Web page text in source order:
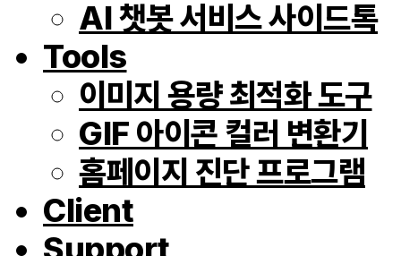
AI 챗봇 서비스 사이드톡
Tools
이미지 용량 최적화 도구
GIF 아이콘 컬러 변환기
홈페이지 진단 프로그램
Client